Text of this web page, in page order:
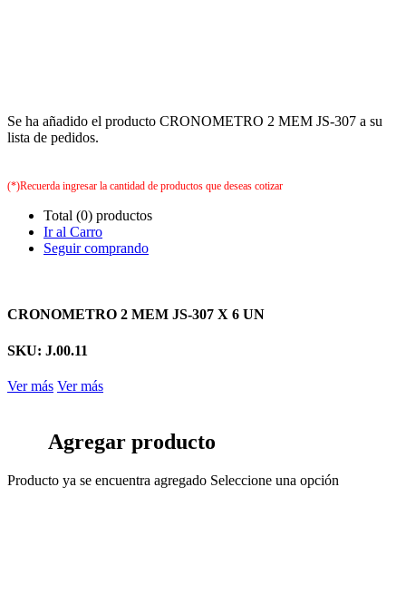
Se ha añadido el producto CRONOMETRO 2 MEM JS-307 a su
lista de pedidos.
(*)Recuerda ingresar la cantidad de productos que deseas cotizar
Total (0) productos
Ir al Carro
Seguir comprando
CRONOMETRO 2 MEM JS-307 X 6 UN
SKU: J.00.11
Ver más Ver más
Agregar producto
Producto ya se encuentra agregado Seleccione una opción